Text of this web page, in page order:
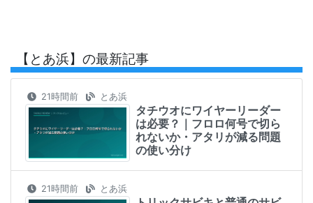
【とあ浜】の最新記事
21時間前 とあ浜
タチウオにワイヤーリーダー
は必要？｜フロロ何号で切ら
れないか・アタリが減る問題
の使い分け
21時間前 とあ浜